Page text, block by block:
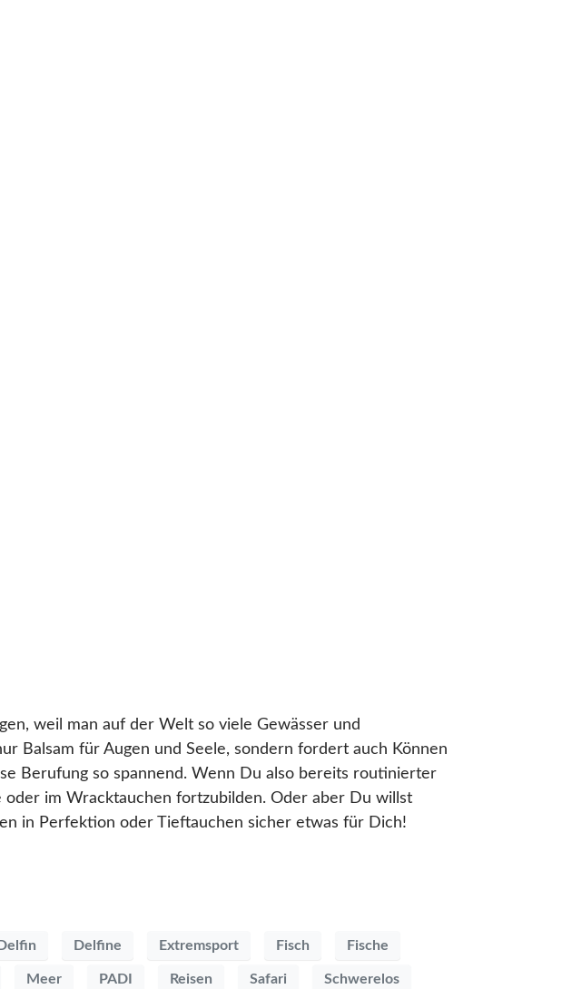
weil man auf der Welt so viele Gewässer und
Balsam für Augen und Seele, sondern fordert auch Können
Berufung so spannend. Wenn Du also bereits routinierter
im Wracktauchen fortzubilden. Oder aber Du willst
in Perfektion oder Tieftauchen sicher etwas für Dich!
Delfin Delfine Extremsport Fisch Fische
Meer PADI Reisen Safari Schwerelos